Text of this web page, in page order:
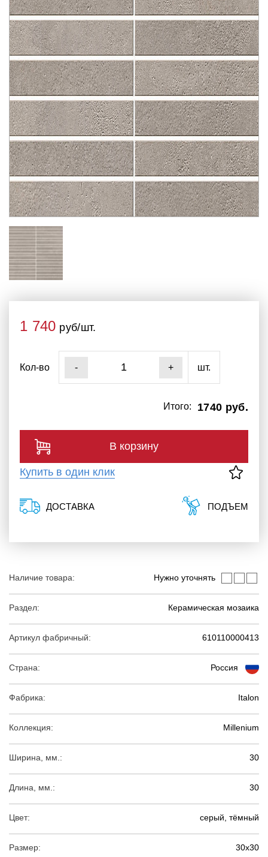
Наличие товара: Нужно уточнять
Раздел: Керамическая мозаика
Артикул фабричный: 610110000413
Страна: Россия
Фабрика: Italon
Коллекция: Millenium
Ширина, мм.: 30
Длина, мм.: 30
Цвет: серый, тёмный
Размер: 30х30
1 740 руб/шт.
Кол-во - + шт.
1740 руб.
Итого:
В корзину
Купить в один клик
ДОСТАВКА ПОДЪЕМ